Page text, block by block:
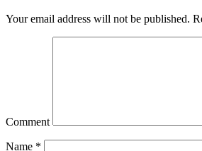
Your email address will not be published.
Comment
Name *